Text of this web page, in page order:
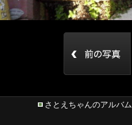
さとえちゃんのアルバム